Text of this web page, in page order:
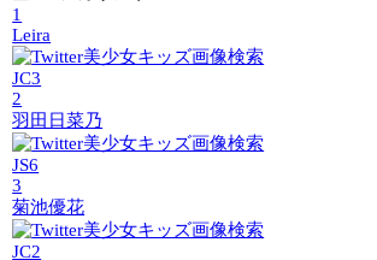
1
Leira
JC3
2
羽田日菜乃
JS6
3
菊池優花
JC2